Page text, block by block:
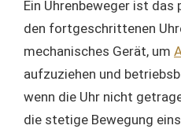
Ein Uhrenbeweger ist
den fortgeschrittenen
mechanisches Gerät, um
aufzuziehen und
wenn die Uhr nicht
die stetige Bewegung